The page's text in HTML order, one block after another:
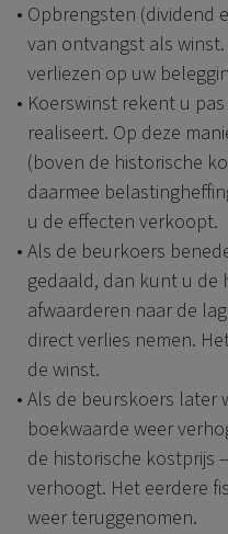
Opbrengsten (dividend
van ontvangst als
verliezen op uw
Koerswinst rekent u
realiseert. Op deze
(boven de historische
daarmee
u de effecten verkoopt.
Als de beurkoers
gedaald, dan kunt u de
afwaarderen naar de
direct verlies nemen.
de winst.
Als de beurskoers later
boekwaarde weer
de historische kostprijs
verhoogt. Het eerdere
weer teruggenomen.